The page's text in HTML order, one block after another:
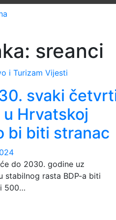
sreanci
i Turizam Vijesti
svaki
Hrvatskoj
bi biti stranac
do 2030. godine uz
stabilnog rasta BDP-a biti
500…